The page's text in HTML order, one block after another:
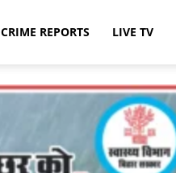
CRIME REPORTS LIVE TV